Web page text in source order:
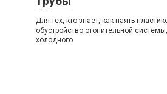
Для тех, кто знает, как паять
обустройство отопительной
холодного